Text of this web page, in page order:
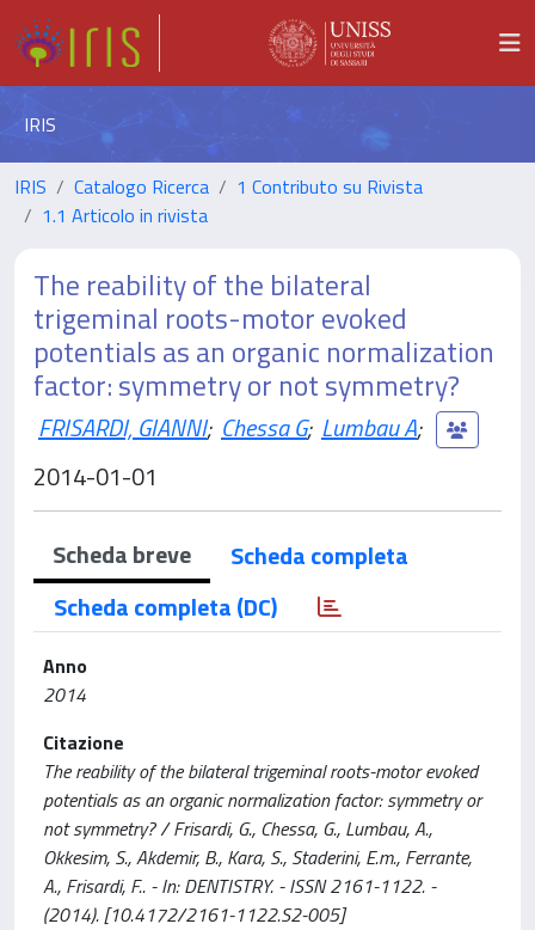
IRIS
IRIS Catalogo Ricerca
1 Contributo su Rivista
1.1 Articolo in rivista
The reability of the bilateral
trigeminal roots-motor evoked
potentials as an organic normalization
factor: symmetry or not symmetry?
FRISARDI, GIANNI; Chessa G; Lumbau A;
2014-01-01
Scheda breve
Scheda completa
Scheda completa (DC)
Anno
2014
Citazione
The reability of the bilateral trigeminal roots-motor evoked
potentials as an organic normalization factor: symmetry or
not symmetry? / Frisardi, G., Chessa, G., Lumbau, A.,
Okkesim, S., Akdemir, B., Kara, S., Staderini, E.m., Ferrante,
A., Frisardi, F.. - In: DENTISTRY. - ISSN 2161-1122. -
(2014). [10.4172/2161-1122.S2-005]